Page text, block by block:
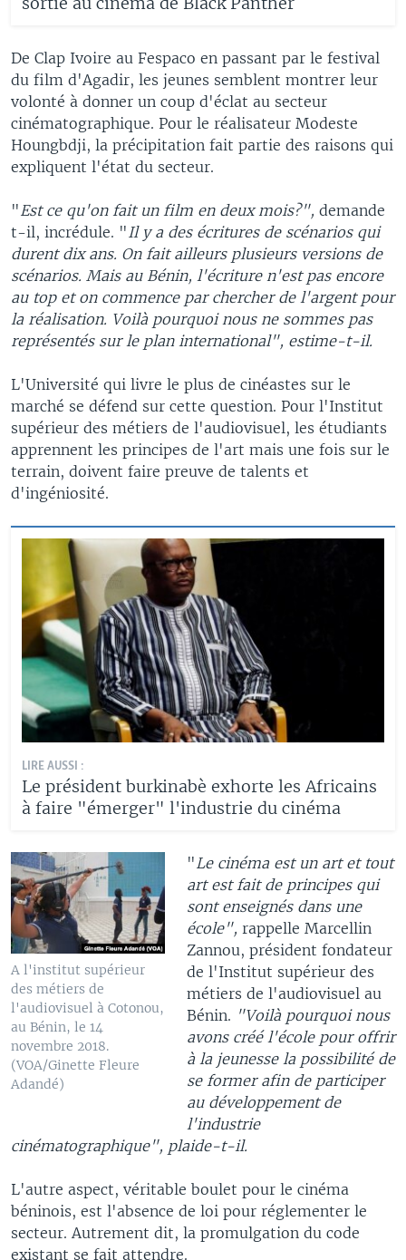
​De Clap Ivoire au Fespaco en passant par le festival
du film d'Agadir, les jeunes semblent montrer leur
volonté à donner un coup d'éclat au secteur
cinématographique. Pour le réalisateur Modeste
Houngbdji, la précipitation fait partie des raisons qui
expliquent l'état du secteur.
" Est ce qu'on fait un film en deux mois?", demande
t-il, incrédule. " Il y a des écritures de scénarios qui
durent dix ans. On fait ailleurs plusieurs versions de
scénarios. Mais au Bénin, l'écriture n'est pas encore
au top et on commence par chercher de l'argent pour
la réalisation. Voilà pourquoi nous ne sommes pas
représentés sur le plan international", estime-t-il.
L'Université qui livre le plus de cinéastes sur le
marché se défend sur cette question. Pour l'Institut
supérieur des métiers de l'audiovisuel, les étudiants
apprennent les principes de l'art mais une fois sur le
terrain, doivent faire preuve de talents et
d'ingéniosité.
LIRE AUSSI :
Le président burkinabè exhorte les Africains
à faire "émerger" l'industrie du cinéma
A l'institut supérieur
des métiers de
l'audiovisuel à Cotonou,
au Bénin, le 14
novembre 2018.
(VOA/Ginette Fleure
Adandé)
" Le cinéma est un art et tout
art est fait de principes qui
sont enseignés dans une
école", rappelle Marcellin
Zannou, président fondateur
de l'Institut supérieur des
métiers de l'audiovisuel au
Bénin​. "Voilà pourquoi nous
avons créé l'école pour offrir
à la jeunesse la possibilité de
se former afin de participer
au développement de
l'industrie
cinématographique", plaide-t-il.
L'autre aspect, véritable boulet pour le cinéma
béninois, est l'absence de loi pour réglementer le
secteur. Autrement dit, la promulgation du code
existant se fait attendre.